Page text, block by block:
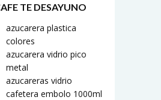
TE DESAYUNO
azucarera plastica
colores
azucarera vidrio pico
metal
azucareras vidrio
cafetera embolo 1000ml